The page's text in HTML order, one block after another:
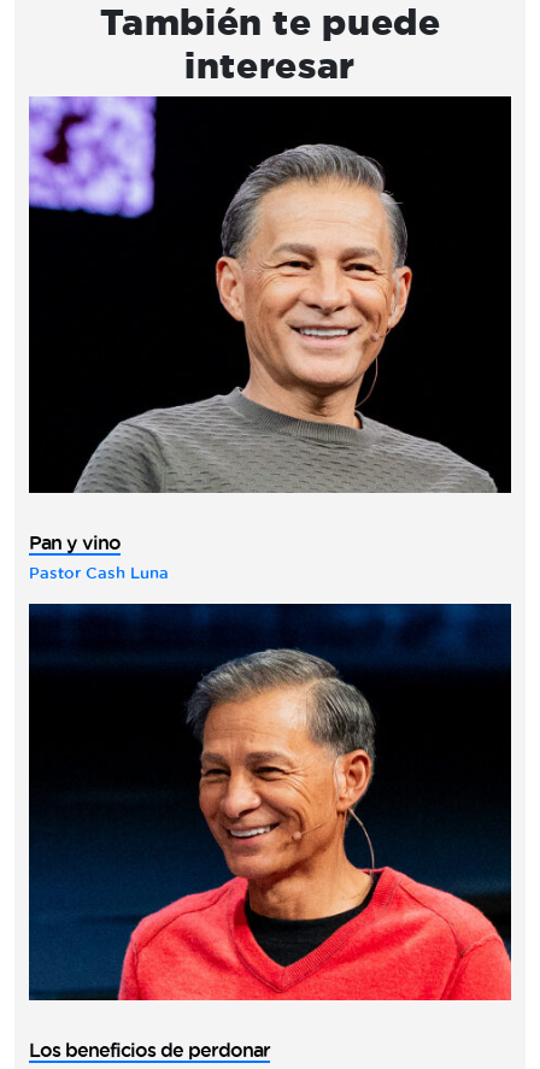
También te puede
interesar
Pan y vino
Pastor Cash Luna
Los beneficios de perdonar